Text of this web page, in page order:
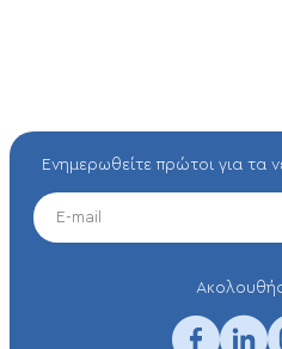
Ενημερωθείτε πρώτοι για τα
EMAIL